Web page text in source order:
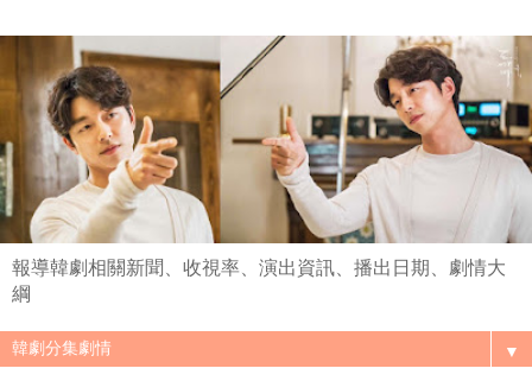
報導韓劇相關新聞、收視率、演出資訊、播出日期、劇情大
綱
▼